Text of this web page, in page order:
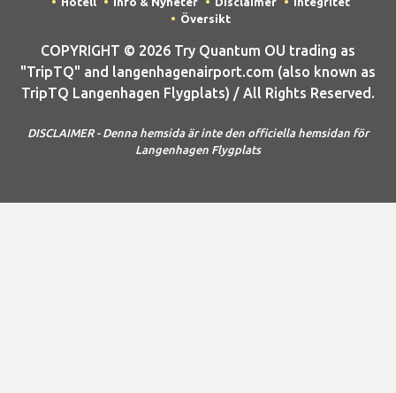
Översikt
COPYRIGHT © 2026 Try Quantum OU trading as
"TripTQ" and langenhagenairport.com (also known as
TripTQ Langenhagen Flygplats) / All Rights Reserved.
DISCLAIMER - Denna hemsida är inte den officiella hemsidan för
Langenhagen Flygplats